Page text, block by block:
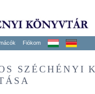
Fiókom
SZÉCHÉNYI